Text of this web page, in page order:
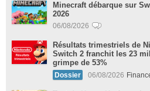
Minecraft débarque sur
2026
06/08/2026
Résultats trimestriels de
Switch 2 franchit les 23
grimpe de 53%
Dossier 06/08/2026